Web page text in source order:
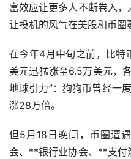
富效应让更多人不断卷入
让投机的风气在美股和币圈
在今年4月中旬之前，比
美元迅猛涨至6.5万美元，
地球引力”：狗狗币曾经一
涨28万倍。
但5月18日晚间，币圈遭
会、**银行业协会、**支付